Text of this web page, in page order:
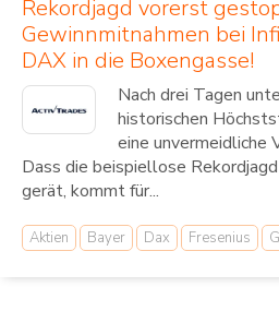
Rekordjagd vorerst
Gewinnmitnahmen bei
DAX in die Boxengasse!
Nach drei Tagen
historischen
eine unvermeidliche
Dass die beispiellose
gerät, kommt für...
Aktien Bayer Dax Fresenius